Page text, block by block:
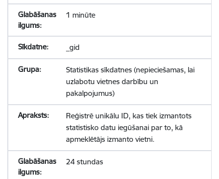
1 minūte
_gid
Statistikas sīkdatnes (nepieciešamas, lai
uzlabotu vietnes darbību un
pakalpojumus)
Reģistrē unikālu ID, kas tiek izmantots
statistisko datu iegūšanai par to, kā
apmeklētājs izmanto vietni.
24 stundas